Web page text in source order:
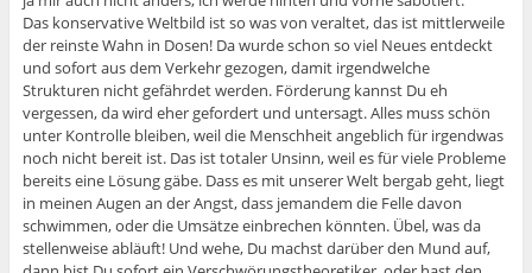
Das konservative Weltbild ist so was von veraltet, das ist mittlerweile
der reinste Wahn in Dosen! Da wurde schon so viel Neues entdeckt
und sofort aus dem Verkehr gezogen, damit irgendwelche
Strukturen nicht gefährdet werden. Förderung kannst Du eh
vergessen, da wird eher gefordert und untersagt. Alles muss schön
unter Kontrolle bleiben, weil die Menschheit angeblich für irgendwas
noch nicht bereit ist. Das ist totaler Unsinn, weil es für viele Probleme
bereits eine Lösung gäbe. Dass es mit unserer Welt bergab geht, liegt
in meinen Augen an der Angst, dass jemandem die Felle davon
schwimmen, oder die Umsätze einbrechen könnten. Übel, was da
stellenweise abläuft! Und wehe, Du machst darüber den Mund auf,